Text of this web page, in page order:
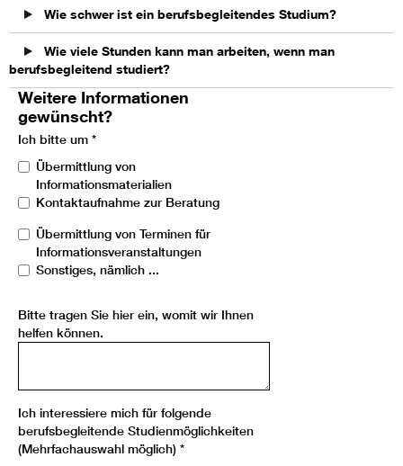
Wie schwer ist ein berufsbegleitendes Studium?
Wie viele Stunden kann man arbeiten, wenn man
berufsbegleitend studiert?
Weitere Informationen
gewünscht?
Ich bitte um *
Übermittlung von
Informationsmaterialien
Kontaktaufnahme zur Beratung
Übermittlung von Terminen für
Informationsveranstaltungen
Sonstiges, nämlich ...
Bitte tragen Sie hier ein, womit wir Ihnen
helfen können.
Ich interessiere mich für folgende
berufsbegleitende Studienmöglichkeiten
(Mehrfachauswahl möglich) *